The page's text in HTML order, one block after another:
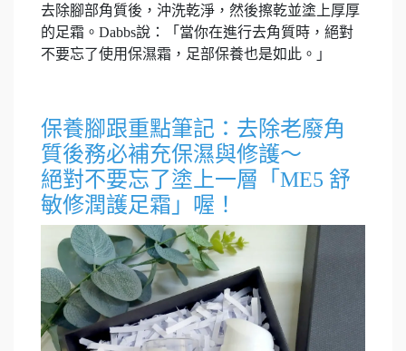
去除腳部角質後，沖洗乾淨，然後擦乾並塗上厚厚
的足霜。Dabbs說：「當你在進行去角質時，絕對
不要忘了使用保濕霜，足部保養也是如此。」
保養腳跟重點筆記：去除老廢角
質後務必補充保濕與修護～
絕對不要忘了塗上一層「ME5 舒
敏修潤護足霜」喔！